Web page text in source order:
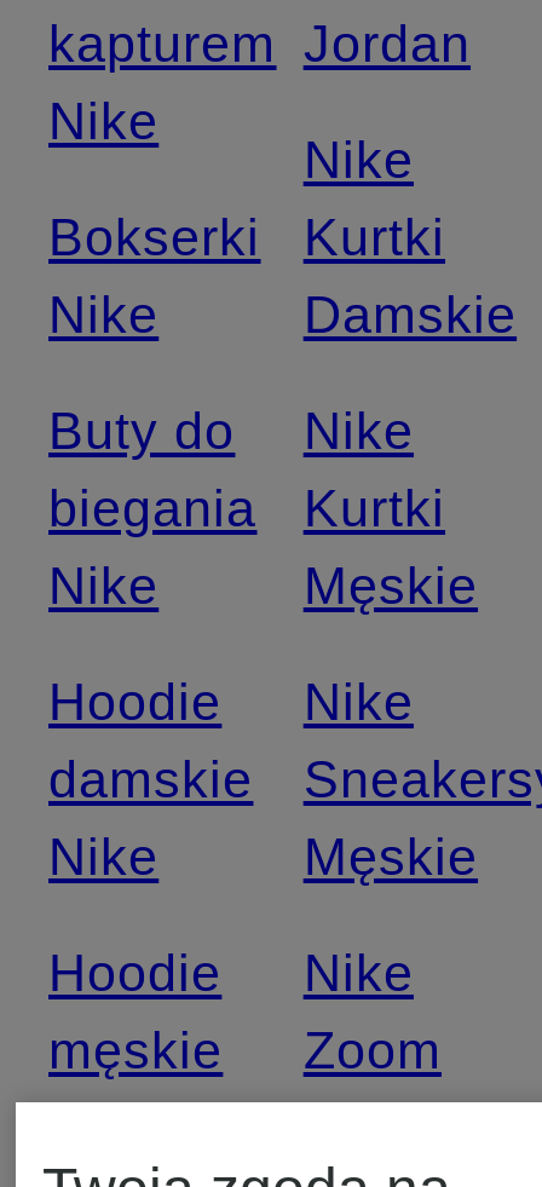
kapturem
Nike
Bokserki
Nike
Buty do
biegania
Nike
Hoodie
damskie
Nike
Hoodie
męskie
Jordan
Nike
Kurtki
Damskie
Nike
Kurtki
Męskie
Nike
Męskie
Nike
Zoom
Skarpety